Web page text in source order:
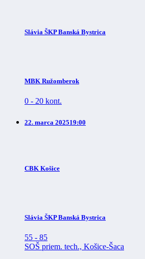
Slávia ŠKP Banská Bystrica
MBK Ružomberok
0 - 20 kont.
22. marca 202519:00
CBK Košice
Slávia ŠKP Banská Bystrica
55 - 85
SOŠ priem. tech., Košice-Šaca